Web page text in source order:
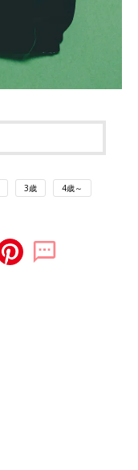
3歳 4歳～